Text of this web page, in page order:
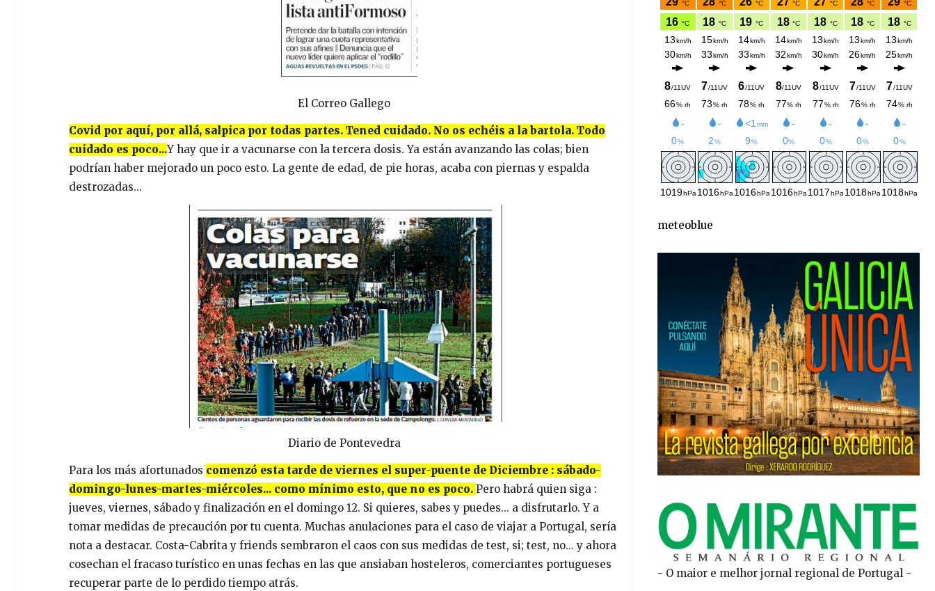
El Correo Gallego
Covid por aquí, por allá, salpica por todas partes. Tened cuidado. No os echéis a la bartola. Todo
cuidado es poco...Y hay que ir a vacunarse con la tercera dosis. Ya están avanzando las colas; bien
podrían haber mejorado un poco esto. La gente de edad, de pie horas, acaba con piernas y espalda
destrozadas...
Diario de Pontevedra
Para los más afortunados comenzó esta tarde de viernes el super-puente de Diciembre : sábado-
domingo-lunes-martes-miércoles... como mínimo esto, que no es poco. Pero habrá quien siga :
jueves, viernes, sábado y finalización en el domingo 12. Si quieres, sabes y puedes... a disfrutarlo. Y a
tomar medidas de precaución por tu cuenta. Muchas anulaciones para el caso de viajar a Portugal, sería
nota a destacar. Costa-Cabrita y friends sembraron el caos con sus medidas de test, si; test, no... y ahora
cosechan el fracaso turístico en unas fechas en las que ansiaban hosteleros, comerciantes portugueses
recuperar parte de lo perdido tiempo atrás.
meteoblue
- O maior e melhor jornal regional de Portugal -